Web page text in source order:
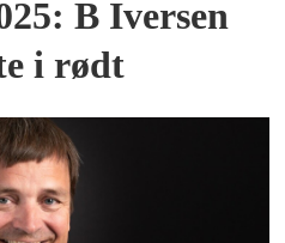
B Iversen
i rødt